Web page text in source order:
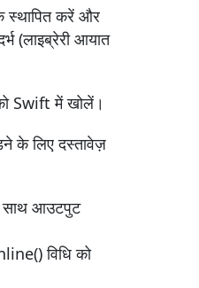
स्थापित करें और
(लाइब्रेरी आयात
Swift में खोलें।
के लिए दस्तावेज़
आउटपुट
विधि को